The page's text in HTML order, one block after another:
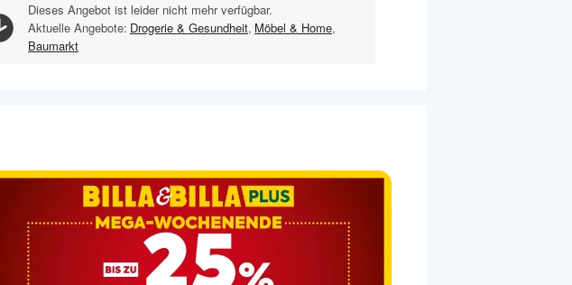
Dieses Angebot ist leider nicht mehr verfügbar.
Aktuelle Angebote: Drogerie & Gesundheit, Möbel & Home,
Baumarkt